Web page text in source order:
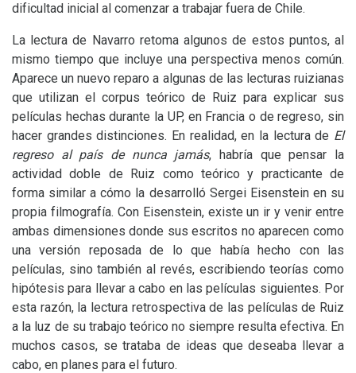
dificultad inicial al comenzar a trabajar fuera de Chile.
La lectura de Navarro retoma algunos de estos puntos, al
mismo tiempo que incluye una perspectiva menos común.
Aparece un nuevo reparo a algunas de las lecturas ruizianas
que utilizan el corpus teórico de Ruiz para explicar sus
películas hechas durante la UP, en Francia o de regreso, sin
hacer grandes distinciones. En realidad, en la lectura de El
regreso al país de nunca jamás, habría que pensar la
actividad doble de Ruiz como teórico y practicante de
forma similar a cómo la desarrolló Sergei Eisenstein en su
propia filmografía. Con Eisenstein, existe un ir y venir entre
ambas dimensiones donde sus escritos no aparecen como
una versión reposada de lo que había hecho con las
películas, sino también al revés, escribiendo teorías como
hipótesis para llevar a cabo en las películas siguientes. Por
esta razón, la lectura retrospectiva de las películas de Ruiz
a la luz de su trabajo teórico no siempre resulta efectiva. En
muchos casos, se trataba de ideas que deseaba llevar a
cabo, en planes para el futuro.